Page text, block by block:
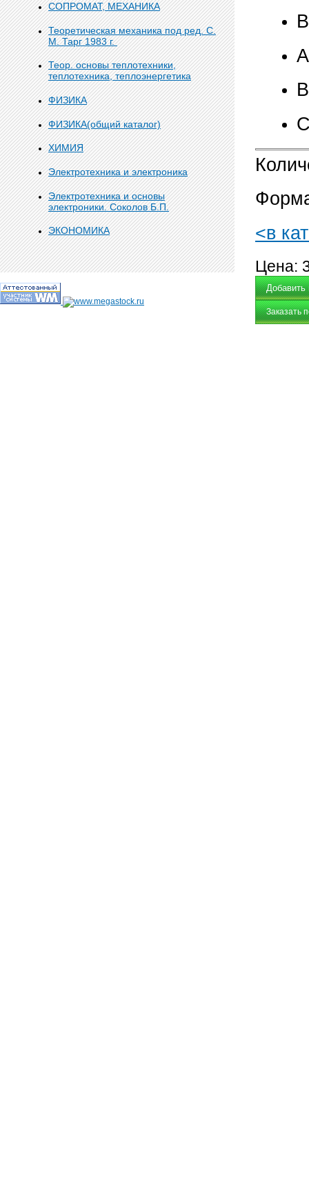
СОПРОМАТ, МЕХАНИКА
Теоретическая механика под ред. С.
М. Тарг 1983 г.
Теор. основы теплотехники,
теплотехника, теплоэнергетика
ФИЗИКА
ФИЗИКА(общий каталог)
ХИМИЯ
Электротехника и электроника
Электротехника и основы
электроники. Соколов Б.П.
ЭКОНОМИКА
<в
Цена:
Заказать